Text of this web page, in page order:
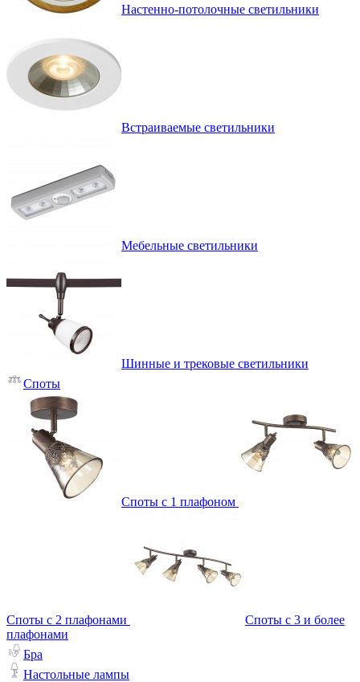
Настенно-потолочные светильники
Встраиваемые светильники
Мебельные светильники
Шинные и трековые светильники
Споты
Споты с 1 плафоном
Споты с 2 плафонами
Споты с 3 и более
плафонами
Бра
Настольные лампы